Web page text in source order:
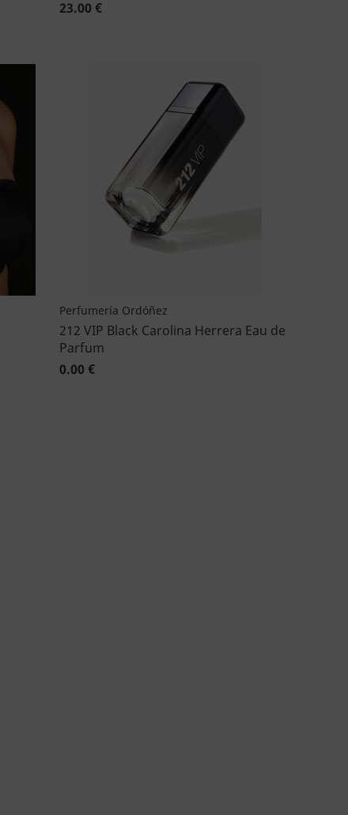
23.00 €
Perfumería Ordóñez
212 VIP Black Carolina Herrera Eau de
Parfum
0.00 €